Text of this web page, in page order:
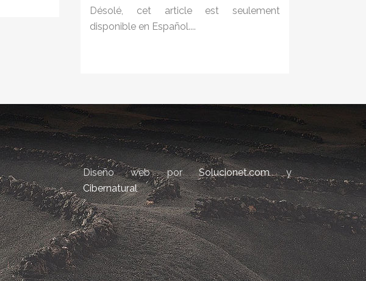
Désolé, cet article est seulement
disponible en Español....
Diseño web porSolucionet.comy
Cibernatural